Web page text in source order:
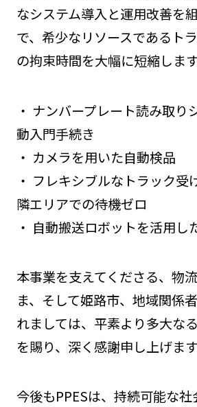
なシステム導入と運用改善を
で、希少なリソースであるト
の拘束時間を大幅に短縮します
・ ナンバープレート読み取り
動入門手続き
・ カメラを用いた自動検品
・ フレキシブルなトラック受
隣エリアでの待機ゼロ
・ 自動搬送ロボットを活用し
本事業を支えてくださる、物
ま、そして姫路市、地域関係
れましては、平素より多大な
を賜り、深く感謝申し上げます
今後もPPESは、持続可能な